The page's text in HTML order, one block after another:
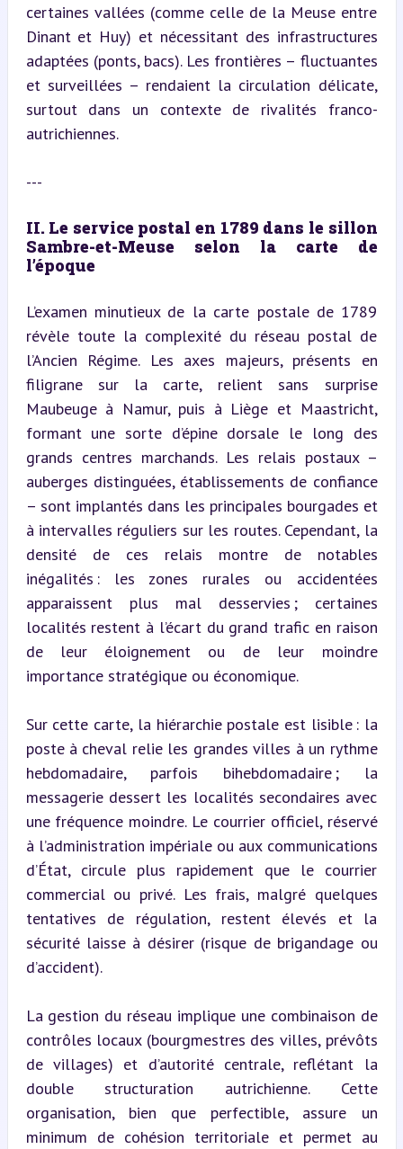
certaines vallées (comme celle de la Meuse entre
Dinant et Huy) et nécessitant des infrastructures
adaptées (ponts, bacs). Les frontières – fluctuantes
et surveillées – rendaient la circulation délicate,
surtout dans un contexte de rivalités franco-
autrichiennes.
---
II. Le service postal en 1789 dans le sillon
Sambre-et-Meuse selon la carte de
l’époque
L’examen minutieux de la carte postale de 1789
révèle toute la complexité du réseau postal de
l’Ancien Régime. Les axes majeurs, présents en
filigrane sur la carte, relient sans surprise
Maubeuge à Namur, puis à Liège et Maastricht,
formant une sorte d’épine dorsale le long des
grands centres marchands. Les relais postaux –
auberges distinguées, établissements de confiance
– sont implantés dans les principales bourgades et
à intervalles réguliers sur les routes. Cependant, la
densité de ces relais montre de notables
inégalités : les zones rurales ou accidentées
apparaissent plus mal desservies ; certaines
localités restent à l’écart du grand trafic en raison
de leur éloignement ou de leur moindre
importance stratégique ou économique.
Sur cette carte, la hiérarchie postale est lisible : la
poste à cheval relie les grandes villes à un rythme
hebdomadaire, parfois bihebdomadaire ; la
messagerie dessert les localités secondaires avec
une fréquence moindre. Le courrier officiel, réservé
à l’administration impériale ou aux communications
d’État, circule plus rapidement que le courrier
commercial ou privé. Les frais, malgré quelques
tentatives de régulation, restent élevés et la
sécurité laisse à désirer (risque de brigandage ou
d’accident).
La gestion du réseau implique une combinaison de
contrôles locaux (bourgmestres des villes, prévôts
de villages) et d’autorité centrale, reflétant la
double structuration autrichienne. Cette
organisation, bien que perfectible, assure un
minimum de cohésion territoriale et permet au